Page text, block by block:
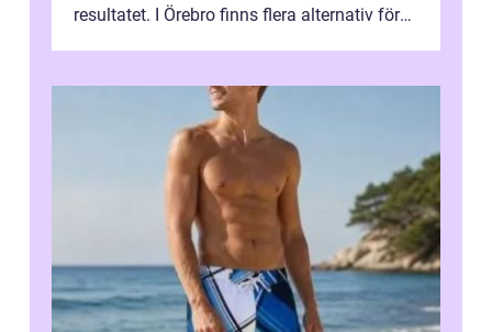
resultatet. I Örebro finns flera alternativ för